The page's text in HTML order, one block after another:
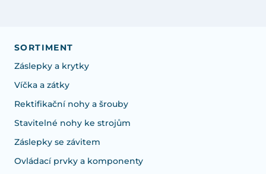
SORTIMENT
Záslepky a krytky
Víčka a zátky
Rektifikační nohy a šrouby
Stavitelné nohy ke strojům
Záslepky se závitem
Ovládací prvky a komponenty